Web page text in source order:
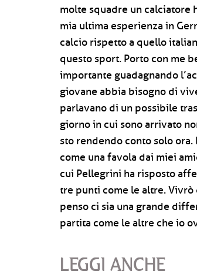
molte squadre un calciatore
mia ultima esperienza in
calcio rispetto a quello
questo sport. Porto con me
importante guadagnando
giovane abbia bisogno di
parlavano di un possibile
giorno in cui sono arrivato
sto rendendo conto solo
come una favola dai miei
cui Pellegrini ha risposto
tre punti come le altre.
penso ci sia una grande
partita come le altre che io
LEGGI ANCHE